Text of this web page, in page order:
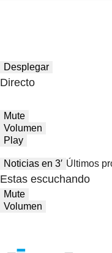
Desplegar
Directo
Mute
Volumen
Play
Noticias en 3′ Últimos
Estas escuchando
Mute
Volumen